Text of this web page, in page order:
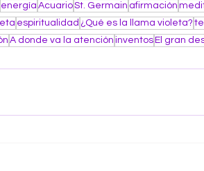
energía AcuarioSt. Germain afirmación
espiritualidad ¿Qué es la llama violeta?
A donde va la atención inventos El gran